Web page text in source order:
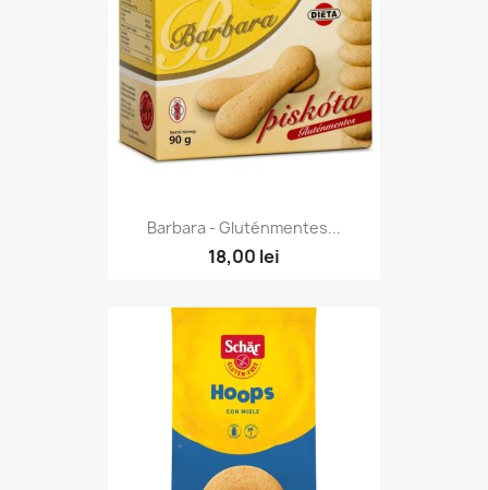
Barbara - Gluténmentes...
18,00 lei